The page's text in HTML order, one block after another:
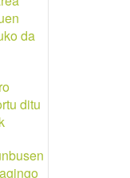
da
ditu